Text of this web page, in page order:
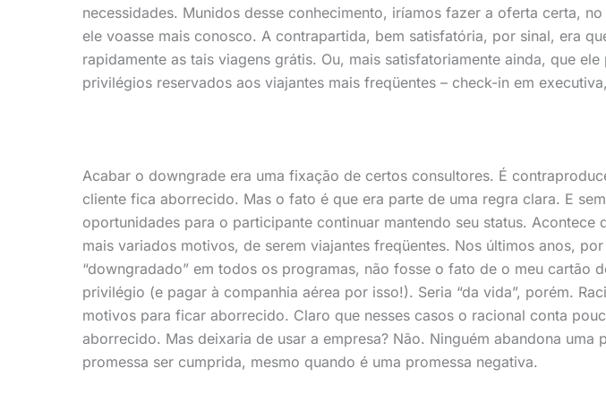
necessidades. Munidos desse conhecimento, iríamos fazer a oferta certa,
ele voasse mais conosco. A contrapartida, bem satisfatória, por sinal, era
rapidamente as tais viagens grátis. Ou, mais satisfatoriamente ainda, que
privilégios reservados aos viajantes mais freqüentes – check-in em
Acabar o downgrade era uma fixação de certos consultores. É
cliente fica aborrecido. Mas o fato é que era parte de uma regra clara. E
oportunidades para o participante continuar mantendo seu status. Acontece
mais variados motivos, de serem viajantes freqüentes. Nos últimos anos,
“downgradado” em todos os programas, não fosse o fato de o meu cartão
privilégio (e pagar à companhia aérea por isso!). Seria “da vida”, porém.
motivos para ficar aborrecido. Claro que nesses casos o racional conta
aborrecido. Mas deixaria de usar a empresa? Não. Ninguém abandona uma
promessa ser cumprida, mesmo quando é uma promessa negativa.